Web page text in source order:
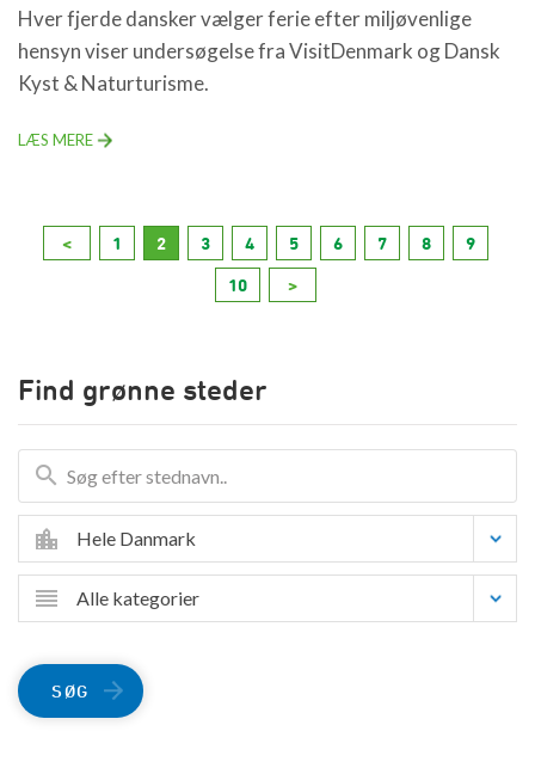
Hver fjerde dansker vælger ferie efter miljøvenlige
hensyn viser undersøgelse fra VisitDenmark og Dansk
Kyst & Naturturisme.
LÆS MERE
< 1 2 3 4 5 6 7 8 9
10 >
Find grønne steder
Hele Danmark
Alle kategorier
SØG